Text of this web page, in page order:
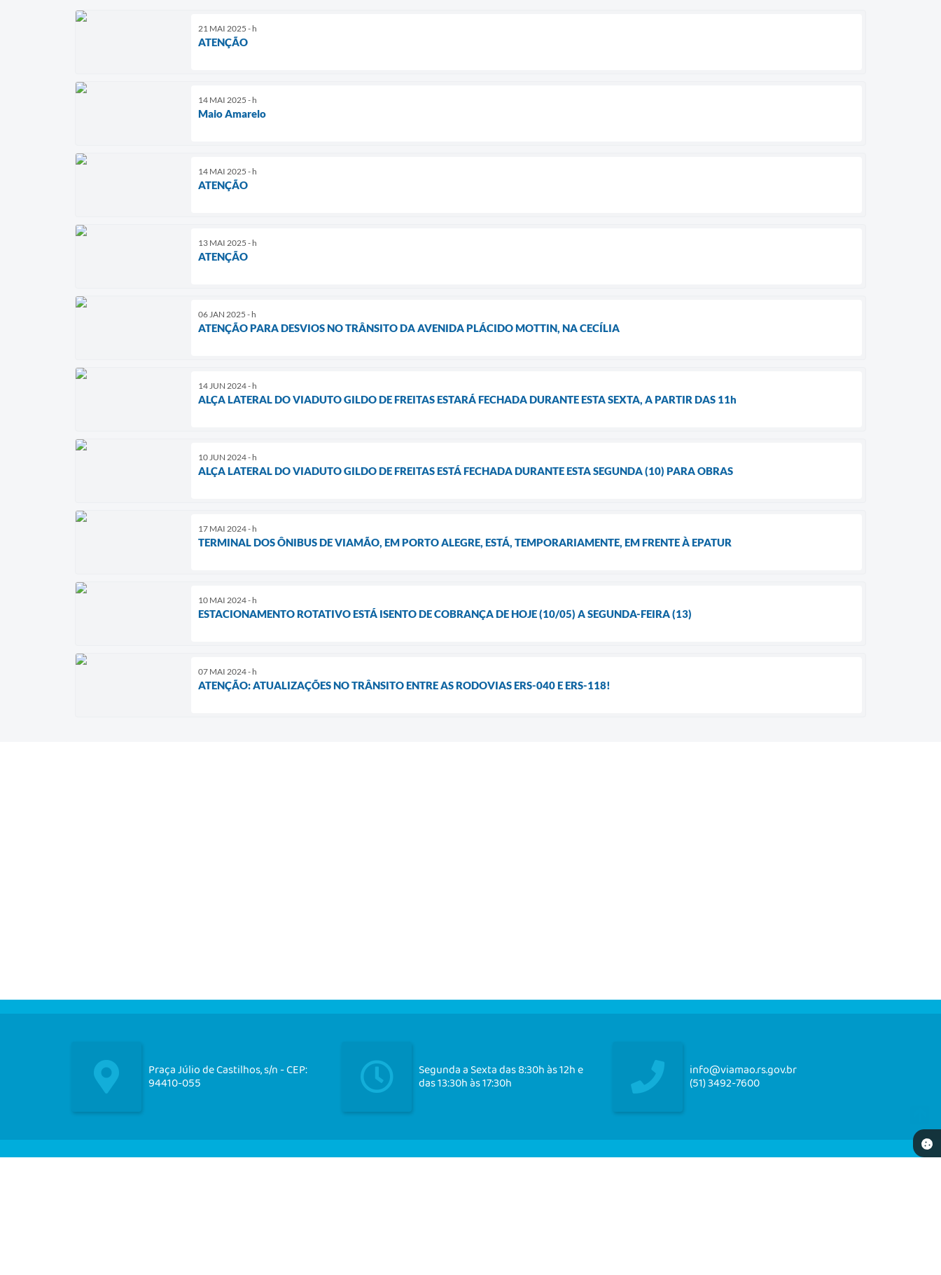
21 MAI 2025 - h
ATENÇÃO
14 MAI 2025 - h
Maio Amarelo
14 MAI 2025 - h
ATENÇÃO
13 MAI 2025 - h
ATENÇÃO
06 JAN 2025 - h
ATENÇÃO PARA DESVIOS NO TRÂNSITO DA AVENIDA PLÁCIDO MOTTIN, NA CECÍLIA
14 JUN 2024 - h
ALÇA LATERAL DO VIADUTO GILDO DE FREITAS ESTARÁ FECHADA DURANTE ESTA SEXTA, A PARTIR DAS 11h
10 JUN 2024 - h
ALÇA LATERAL DO VIADUTO GILDO DE FREITAS ESTÁ FECHADA DURANTE ESTA SEGUNDA (10) PARA OBRAS
17 MAI 2024 - h
TERMINAL DOS ÔNIBUS DE VIAMÃO, EM PORTO ALEGRE, ESTÁ, TEMPORARIAMENTE, EM FRENTE À EPATUR
10 MAI 2024 - h
ESTACIONAMENTO ROTATIVO ESTÁ ISENTO DE COBRANÇA DE HOJE (10/05) A SEGUNDA-FEIRA (13)
07 MAI 2024 - h
ATENÇÃO: ATUALIZAÇÕES NO TRÂNSITO ENTRE AS RODOVIAS ERS-040 E ERS-118!
Praça Júlio de Castilhos, s/n - CEP:
94410-055
Segunda a Sexta das 8:30h às 12h e
das 13:30h às 17:30h
info@viamao.rs.gov.br
(51) 3492-7600